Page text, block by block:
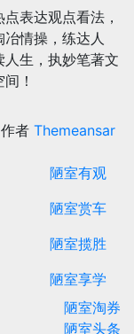
表达观点看法，
情操，练达人
生，执妙笔著文
！
者 Themeansar
陋室有观
陋室赏车
陋室揽胜
陋室享学
陋室淘券
陋室头条